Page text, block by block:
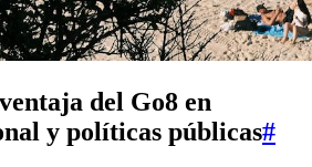
del Go8 en
y políticas públicas#